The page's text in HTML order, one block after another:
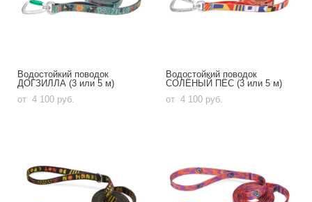
Водостойкий поводок
ДОГЗИЛЛА (3 или 5 м)
от 4 100 pуб.
Водостойкий поводок
СОЛЁНЫЙ ПЁС (3 или 5 м)
от 4 100 pуб.